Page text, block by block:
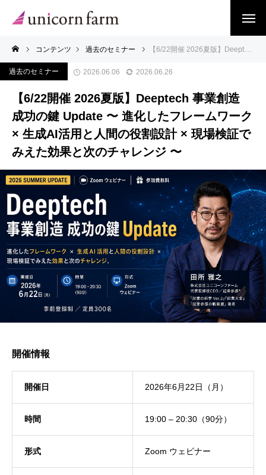
コンテンツ 過去のセミナー 【6/22開催 2026夏版】Deeptech 事業創造 成功の鍵 Update 〜 進化したフレームワーク × 生成AI活用と人間の役割設計 × 現場検証でみえた効果と次のチャレンジ 〜
過去のセミナー 2026.06.06 2026.06.26
【6/22開催 2026夏版】Deeptech 事業創造
成功の鍵 Update 〜 進化したフレームワーク
× 生成AI活用と人間の役割設計 × 現場検証で
みえた効果と次のチャレンジ 〜
開催情報
開催日 2026年6月22日（月）
時間 19:00 – 20:30（90分）
形式 Zoom ウェビナー